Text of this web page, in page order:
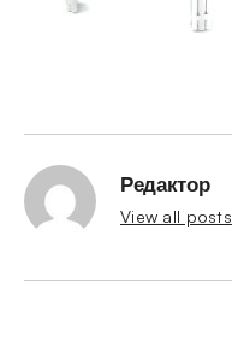
Редактор
View all posts